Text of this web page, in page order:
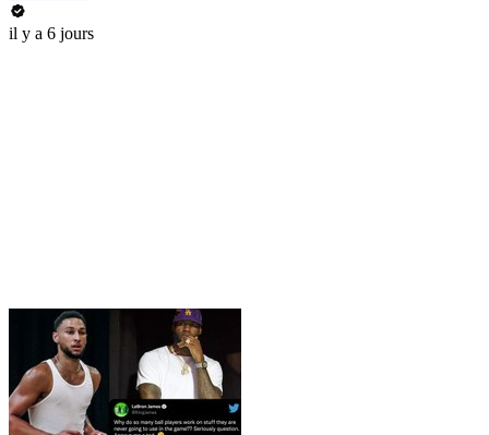
il y a 6 jours